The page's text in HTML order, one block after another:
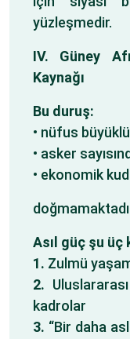
yüzleşmedir.
IV. Güney
Kaynağı
Bu duruş:
• nüfus
• asker
• ekonomik
Asıl güç şu
1. Zulmü
2.
kadrolar
3. “Bir daha